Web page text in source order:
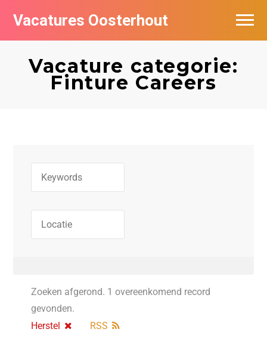
Vacatures Oosterhout
Vacature categorie:
Finture Careers
Zoeken afgerond. 1 overeenkomend record
gevonden.
Herstel
RSS
Vacatures per bedrijf